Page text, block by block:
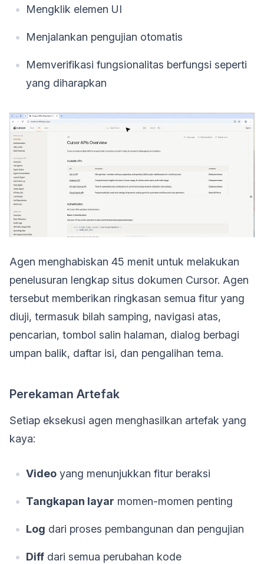
Mengklik elemen UI
Menjalankan pengujian otomatis
Memverifikasi fungsionalitas berfungsi seperti
yang diharapkan
Agen menghabiskan 45 menit untuk melakukan
penelusuran lengkap situs dokumen Cursor. Agen
tersebut memberikan ringkasan semua fitur yang
diuji, termasuk bilah samping, navigasi atas,
pencarian, tombol salin halaman, dialog berbagi
umpan balik, daftar isi, dan pengalihan tema.
Perekaman Artefak
Setiap eksekusi agen menghasilkan artefak yang
kaya:
Video yang menunjukkan fitur beraksi
Tangkapan layar momen-momen penting
Log dari proses pembangunan dan pengujian
Diff dari semua perubahan kode